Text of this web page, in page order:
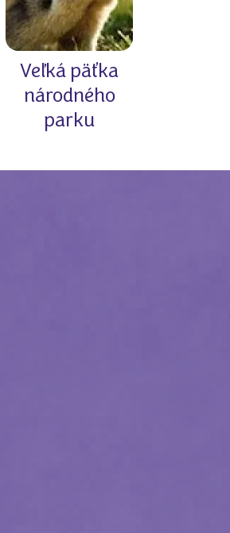
Veľká päťka
národného
parku